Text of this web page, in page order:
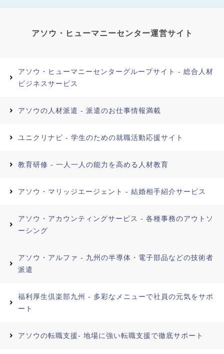
アソウ・ヒューマニーセンター運営サイト
アソウ・ヒューマニーセンターグループサイト - 総合人材
ビジネスサービス
アソウの人材派遣 - 派遣のお仕事情報満載
ユニクリナビ - 学生のための就職活動応援サイト
教育研修 - 一人一人の能力を高める人材教育
アソウ・マリッジエージェント - 結婚相手紹介サービス
アソウ・アカウンティングサービス - 各種事務のアウトソ
ーシング
アソウ・アルファ - 九州の半導体・電子部品などの技術者
派遣
福利厚生倶楽部九州 - 多彩なメニューで社員の元気をサポ
ート
アソウの転職支援- 地場に強い転職支援で徹底サポート